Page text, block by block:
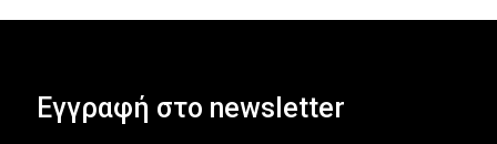
Εγγραφή στο newsletter